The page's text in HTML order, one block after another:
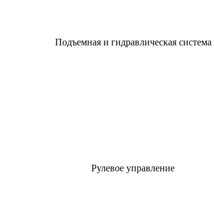
Подъемная и гидравлическая система
Рулевое управление